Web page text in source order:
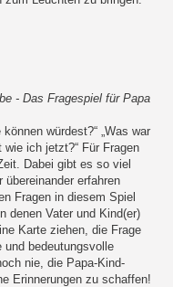
- Das Fragespiel für Papa
würdest?“ „Was war
ich jetzt?“ Für Fragen
Dabei gibt es so viel
erfahren
Fragen in diesem Spiel
denen Vater und Kind(er)
Karte ziehen, die Frage
bedeutungsvolle
nie, die Papa-Kind-
Erinnerungen zu schaffen!